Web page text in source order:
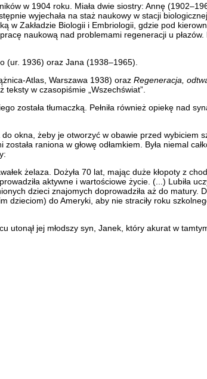
w 1904 roku. Miała dwie siostry: Annę
wyjechała na staż naukowy w stacji
w Zakładzie Biologii i Embriologii, gdzie pod
naukową nad problemami regeneracji u płazów.
(ur. 1936) oraz Jana (1938–1965).
Atlas, Warszawa 1938) oraz Regeneracja,
w czasopiśmie „Wszechświat”.
została tłumaczką. Pełniła również opiekę nad
okna, żeby je otworzyć w obawie przed wybiciem
ran­iona w głowę odłamkiem. Była niemal
żelaza. Dożyła 70 lat, mając duże kłopoty z
aktywne i wartościowe życie. (...) Lubiła
dzieci znajomych doprowadziła aż do matury.
dzieciom) do Ameryki, aby nie straciły roku
utonął jej młodszy syn, Janek, który akurat w